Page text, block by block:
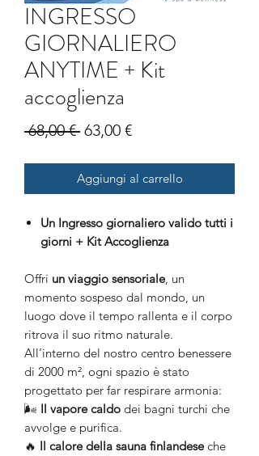
INGRESSO
GIORNALIERO
ANYTIME + Kit
accoglienza
68,00 € Prezzo
63,00 €Prezzo
Aggiungi al carrello
Un Ingresso giornaliero valido tutti i
giorni + Kit Accoglienza
Offri un viaggio sensoriale, un
momento sospeso dal mondo, un
luogo dove il tempo rallenta e il corpo
ritrova il suo ritmo naturale.
All’interno del nostro centro benessere
di 2000 m², ogni spazio è stato
progettato per far respirare armonia:
🌬️ Il vapore caldo dei bagni turchi che
avvolge e purifica.
🔥 Il calore della sauna finlandeseche